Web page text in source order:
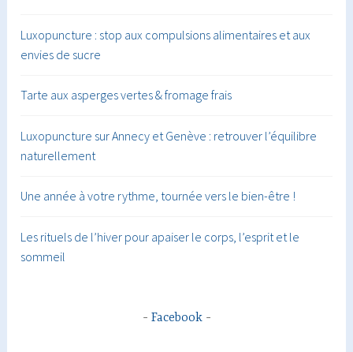
Luxopuncture : stop aux compulsions alimentaires et aux
envies de sucre
Tarte aux asperges vertes & fromage frais
Luxopuncture sur Annecy et Genève : retrouver l’équilibre
naturellement
Une année à votre rythme, tournée vers le bien-être !
Les rituels de l’hiver pour apaiser le corps, l’esprit et le
sommeil
Facebook